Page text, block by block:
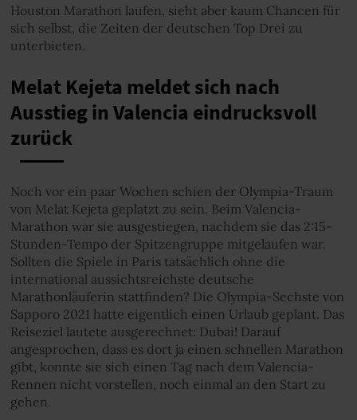
Houston Marathon laufen, sieht aber kaum Chancen für
sich selbst, die Zeiten der deutschen Top Drei zu
unterbieten.
Melat Kejeta meldet sich nach
Ausstieg in Valencia eindrucksvoll
zurück
Noch vor ein paar Wochen schien der Olympia-Traum
von Melat Kejeta geplatzt zu sein. Beim Valencia-
Marathon war sie ausgestiegen, nachdem sie das 2:15-
Stunden-Tempo der Spitzengruppe mitgelaufen war.
Sollten die Spiele in Paris tatsächlich ohne die
international aussichtsreichste deutsche
Marathonläuferin stattfinden? Die Olympia-Sechste von
Sapporo 2021 hatte eigentlich einen Urlaub geplant. Das
Reiseziel lautete ausgerechnet: Dubai! Darauf
angesprochen, dass es dort ja einen schnellen Marathon
gibt, konnte sie sich einen Tag nach dem Valencia-
Rennen nicht vorstellen, noch einmal an den Start zu
gehen.